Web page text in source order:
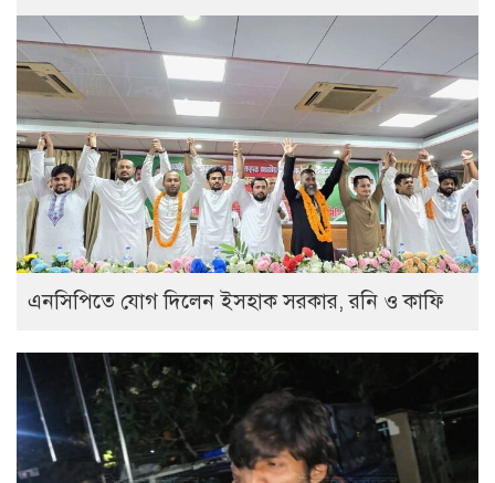
এনসিপিতে যোগ দিলেন ইসহাক সরকার, রনি ও কাফি